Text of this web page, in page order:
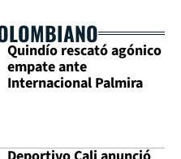
Quindío rescató agónico
empate ante
Internacional Palmira